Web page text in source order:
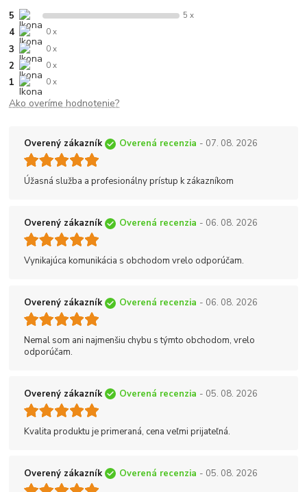
5 5 x
4 0 x
3 0 x
2 0 x
1 0 x
Ako overíme hodnotenie?
Overený zákazník Overená recenzia - 07. 08. 2026
Úžasná služba a profesionálny prístup k zákazníkom
Overený zákazník Overená recenzia - 06. 08. 2026
Vynikajúca komunikácia s obchodom vrelo odporúčam.
Overený zákazník Overená recenzia - 06. 08. 2026
Nemal som ani najmenšiu chybu s týmto obchodom, vrelo
odporúčam.
Overený zákazník Overená recenzia - 05. 08. 2026
Kvalita produktu je primeraná, cena veľmi prijateľná.
Overený zákazník Overená recenzia - 05. 08. 2026